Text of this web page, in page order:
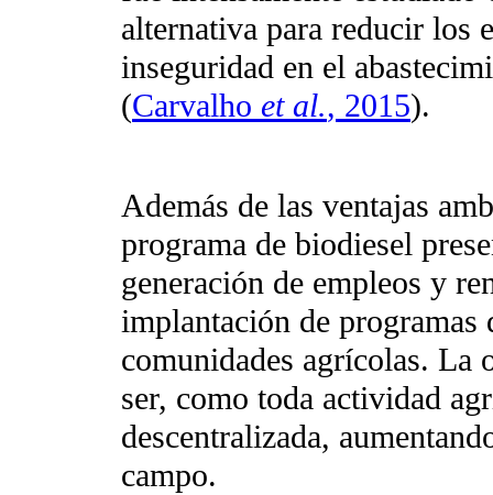
alternativa para reducir los
inseguridad en el
(Carvalho et al., 2015).
Además de las ventajas
programa de biodiesel
generación de empleos y
implantación de
comunidades agrícolas. La
ser, como toda actividad
descentralizada,
campo.